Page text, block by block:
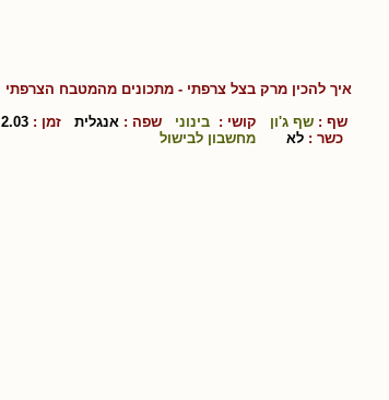
איך להכין מרק בצל צרפתי - מתכונים מהמטבח הצרפתי
שף : שף ג'ון קושי : בינוני שפה : אנגלית זמן : 2.03
כשר : לא מחשבון לבישול